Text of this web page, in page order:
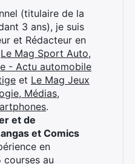
(titulaire de la
3 ans), je suis
et Rédacteur en
Le Mag Sport Auto,
- Actu automobile
et Le Mag Jeux
Médias,
.
et de
et Comics
en
au